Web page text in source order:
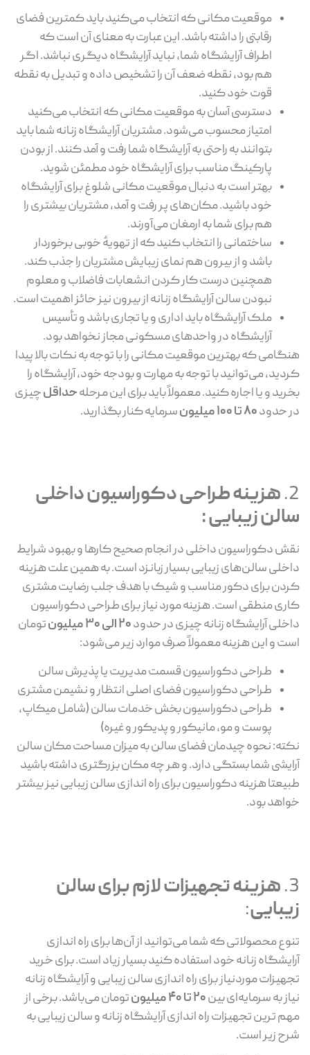
موقعیت مکانی که انتخاب می‌کنید باید کمترین فضای
رقابتی را داشته باشد. این عبارت به معنای آن است که
اطراف آرایشگاه شما، نباید آرایشگاه دیگری نباشد. اگر
هم بود، نقطه ضعف آن را تشخیص داده و تبدیل به نقطه
قوت خود کنید.
دسترسی آسان به موقعیت مکانی که انتخاب می‌کنید
امتیاز محسوب می‌شود. مشتریان آرایشگاه زنانه شما باید
بتوانند به راحتی به آرایشگاه شما رفت و آمد کنند. از بودن
پارکینگ مناسب برای آرایشگاه خود مطمئن شوید.
بهتر است به دنبال موقعیت مکانی شلوغ برای آرایشگاه
خود باشید. مکان‌های پر رفت و آمد، مشتریان بیشتری را
هم برای شما به ارمغان می‌آورند.
ساختمانی را انتخاب کنید که از تهویهٔ خوبی برخوردار
باشد و از بیرون هم نمای زیبایش مشتریان را جذب کند.
همچنین درست کار کردن انشعابات فاضلاب و معلوم
نبودن سالن آرایشگاه زنانه از بیرون نیز حائز اهمیت است.
ملک آرایشگاه باید اداری و یا تجاری باشد و تأسیس
آرایشگاه در واحد‌های مسکونی مجاز نخواهد بود.
هنگامی که بهترین موقعیت مکانی را با توجه به نکات بالا پیدا
کردید، می‌توانید با توجه به مهارت و بودجه خود، آرایشگاه را
بخرید و یا اجاره کنید. معمولاً باید برای این مرحلهحداقلچیزی
در حدود80 تا 100 میلیون سرمایه کنار بگذارید.
2. هزینه طراحی دکوراسیون داخلی
سالن زیبایی :
نقش دکوراسیون داخلی در انجام صحیح کارها و بهبود شرایط
داخلی سالن‌های زیبایی بسیار زبانزد است. به همین علت هزینه
کردن برای دکور مناسب و شیک با هدف جلب رضایت مشتری
کاری منطقی است. هزینه مورد نیاز برای طراحی دکوراسیون
داخلی آرایشگاه زنانه چیزی در حدود20 الی 30 میلیون
تومان
است و این هزینه معمولاً صرف موارد زیر می‌شود:
طراحی دکوراسیون قسمت مدیریت یا پذیرش سالن
طراحی دکوراسیون فضای اصلی انتظار و نشیمن مشتری
طراحی دکوراسیون بخش خدمات سالن (شامل میکاپ،
پوست و مو، مانیکور و پدیکور و غیره)
نکته: نحوه چیدمان فضای سالن به میزان مساحت مکان سالن
آرایشی شما بستگی دارد. و هر چه مکان بزرگتری داشته باشید
طبیعتا هزینه دکوراسیون برای راه اندازی سالن زیبایی نیز بیشتر
خواهد بود.
3. هزینه تجهیزات لازم برای سالن
زیبایی:
تنوع محصولاتی که شما می‌توانید از آن‌ها برای راه اندازی
آرایشگاه زنانه خود استفاده کنید بسیار زیاد است. برای خرید
تجهیزات موردنیاز برای راه اندازی سالن زیبایی و آرایشگاه زنانه
نیاز به سرمایه‌ای بین20 تا 40 میلیون
تومان می‌باشد. برخی از
مهم ترین تجهیزات راه اندازی آرایشگاه زنانه و سالن زیبایی به
شرح زیر است.